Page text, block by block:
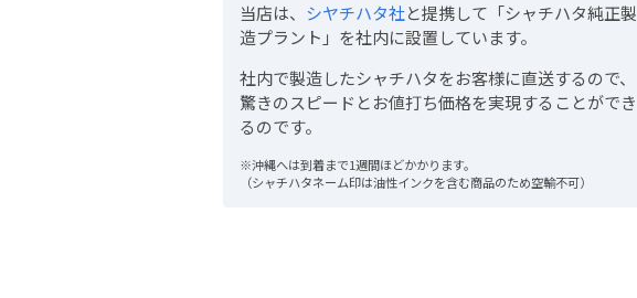
当店は、 シヤチハタ社と提携して「シャチハタ純正製
造プラント」を社内に設置しています。
社内で製造したシャチハタをお客様に直送するので、
驚きのスピードとお値打ち価格を実現することができ
るのです。
※沖縄へは到着まで1週間ほどかかります。
（シャチハタネーム印は油性インクを含む商品のため空輸不可）